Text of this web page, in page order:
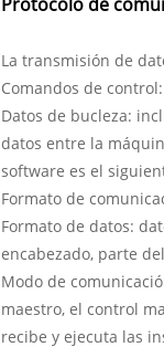
Protocolo de
La transmisión de
Comandos de
Datos de bucleza:
datos entre la
software es el
Formato de
Formato de datos:
encabezado, parte
Modo de
maestro, el control
recibe y ejecuta las